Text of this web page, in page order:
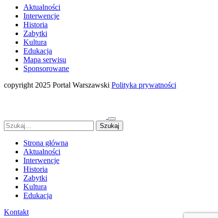
Aktualności
Interwencje
Historia
Zabytki
Kultura
Edukacja
Mapa serwisu
Sponsorowane
copyright 2025 Portal Warszawski Polityka prywatności
Strona główna
Aktualności
Interwencje
Historia
Zabytki
Kultura
Edukacja
Kontakt